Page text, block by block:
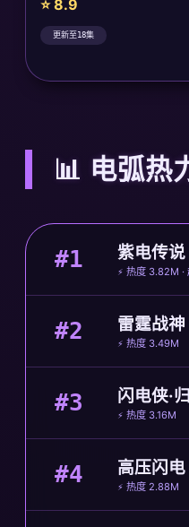
⭐ 8.9
更新至18集
📊 电弧热
#1 紫电传说
⚡ 热度 3.82M
#2 雷霆战神
⚡ 热度 3.49M
#3 闪电侠·
⚡ 热度 3.16M
#4 高压闪电
⚡ 热度 2.88M